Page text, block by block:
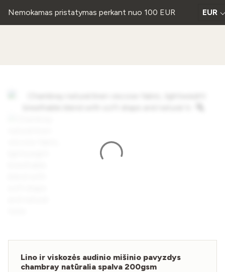
Nemokamas pristatymas perkant nuo 100 EUR EUR
Lino ir viskozės audinio mišinio pavyzdys
chambray natūralia spalva 200gsm